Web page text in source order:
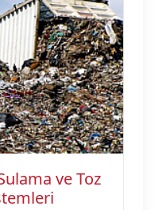
ve Toz